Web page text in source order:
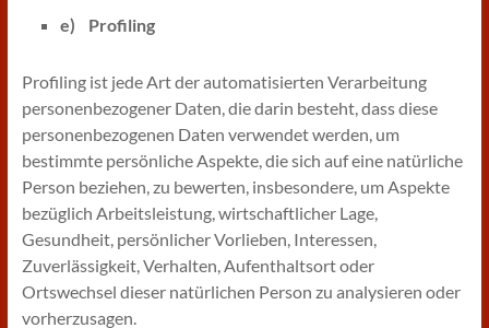
e) Profiling
Profiling ist jede Art der automatisierten Verarbeitung
personenbezogener Daten, die darin besteht, dass diese
personenbezogenen Daten verwendet werden, um
bestimmte persönliche Aspekte, die sich auf eine natürliche
Person beziehen, zu bewerten, insbesondere, um Aspekte
bezüglich Arbeitsleistung, wirtschaftlicher Lage,
Gesundheit, persönlicher Vorlieben, Interessen,
Zuverlässigkeit, Verhalten, Aufenthaltsort oder
Ortswechsel dieser natürlichen Person zu analysieren oder
vorherzusagen.